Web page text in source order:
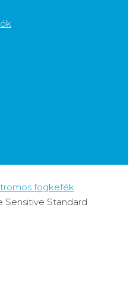
fogkefék
Sensitive Standard